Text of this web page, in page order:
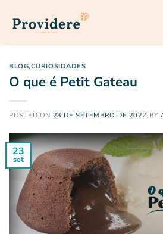
BLOG,CURIOSIDADES
O que é Petit Gateau
POSTED ON 23 DE SETEMBRO DE 2022 BY
23
set